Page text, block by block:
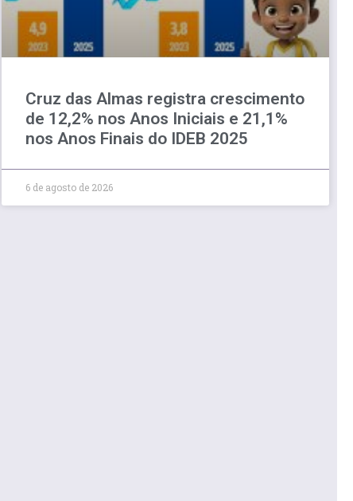
Cruz das Almas registra crescimento
de 12,2% nos Anos Iniciais e 21,1%
nos Anos Finais do IDEB 2025
6 de agosto de 2026